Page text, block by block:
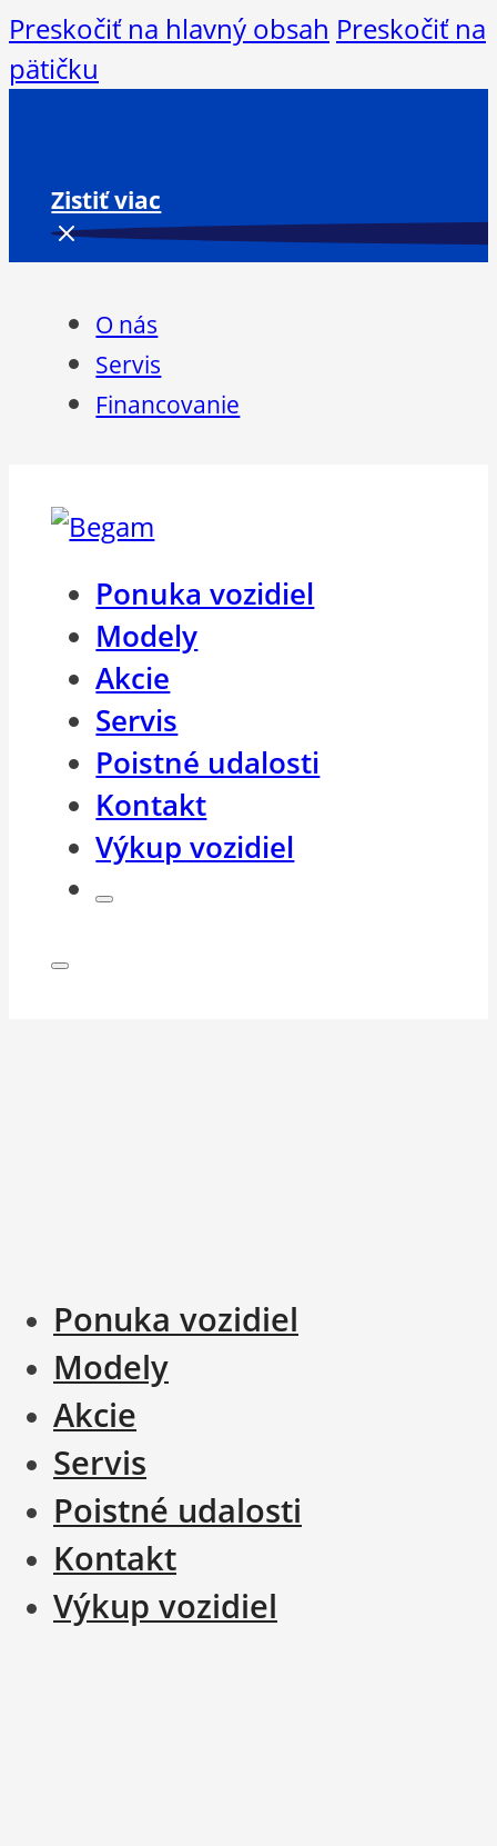
Preskočiť na hlavný obsah Preskočiť na
pätičku
Zistiť viac
O nás
Servis
Financovanie
Ponuka vozidiel
Modely
Akcie
Servis
Poistné udalosti
Kontakt
Výkup vozidiel
Ponuka vozidiel
Modely
Akcie
Servis
Poistné udalosti
Kontakt
Výkup vozidiel